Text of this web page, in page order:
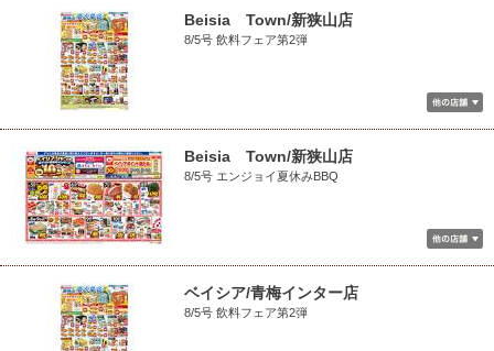
Beisia Town/新狭山店
8/5号 飲料フェア第2弾
Beisia Town/新狭山店
8/5号 エンジョイ夏休みBBQ
ベイシア/青梅インター店
8/5号 飲料フェア第2弾